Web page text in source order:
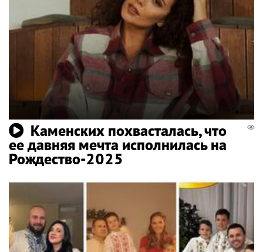
Каменских похвасталась, что
ее давняя мечта исполнилась на
Рождество-2025